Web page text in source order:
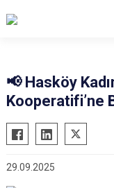
Bulanık
Hasköy
Malazgirt
📢 Hasköy
Kooperatifi’ne
29.09.2025